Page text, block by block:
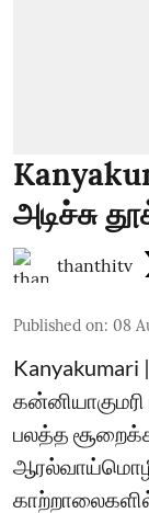
அடிச்சு
thanthitv
Published on: 08
Kanyakumari
பலத்த
ஆரல்வாய்மொழி